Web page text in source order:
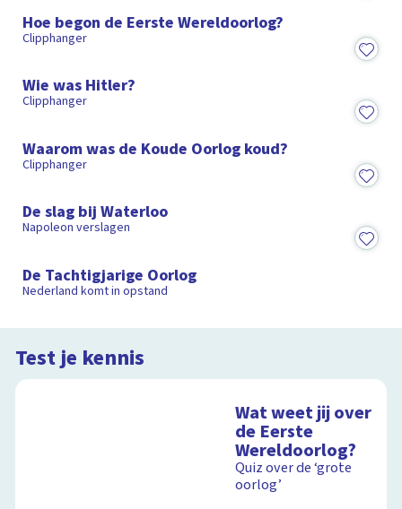
Hoe begon de Eerste Wereldoorlog?
Clipphanger
Wie was Hitler?
Clipphanger
Waarom was de Koude Oorlog koud?
Clipphanger
De slag bij Waterloo
Napoleon verslagen
De Tachtigjarige Oorlog
Nederland komt in opstand
Test je kennis
Wat weet jij over
de Eerste
Wereldoorlog?
Quiz over de ‘grote
oorlog’